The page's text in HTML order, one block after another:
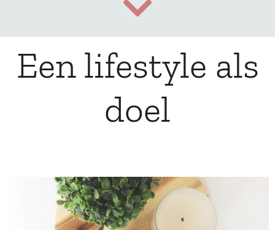
Een lifestyle als
doel